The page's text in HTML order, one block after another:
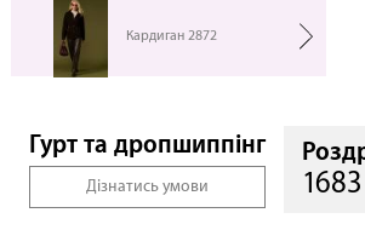
Кардиган 2872
Гурт та дропшиппінг
Дізнатись умови